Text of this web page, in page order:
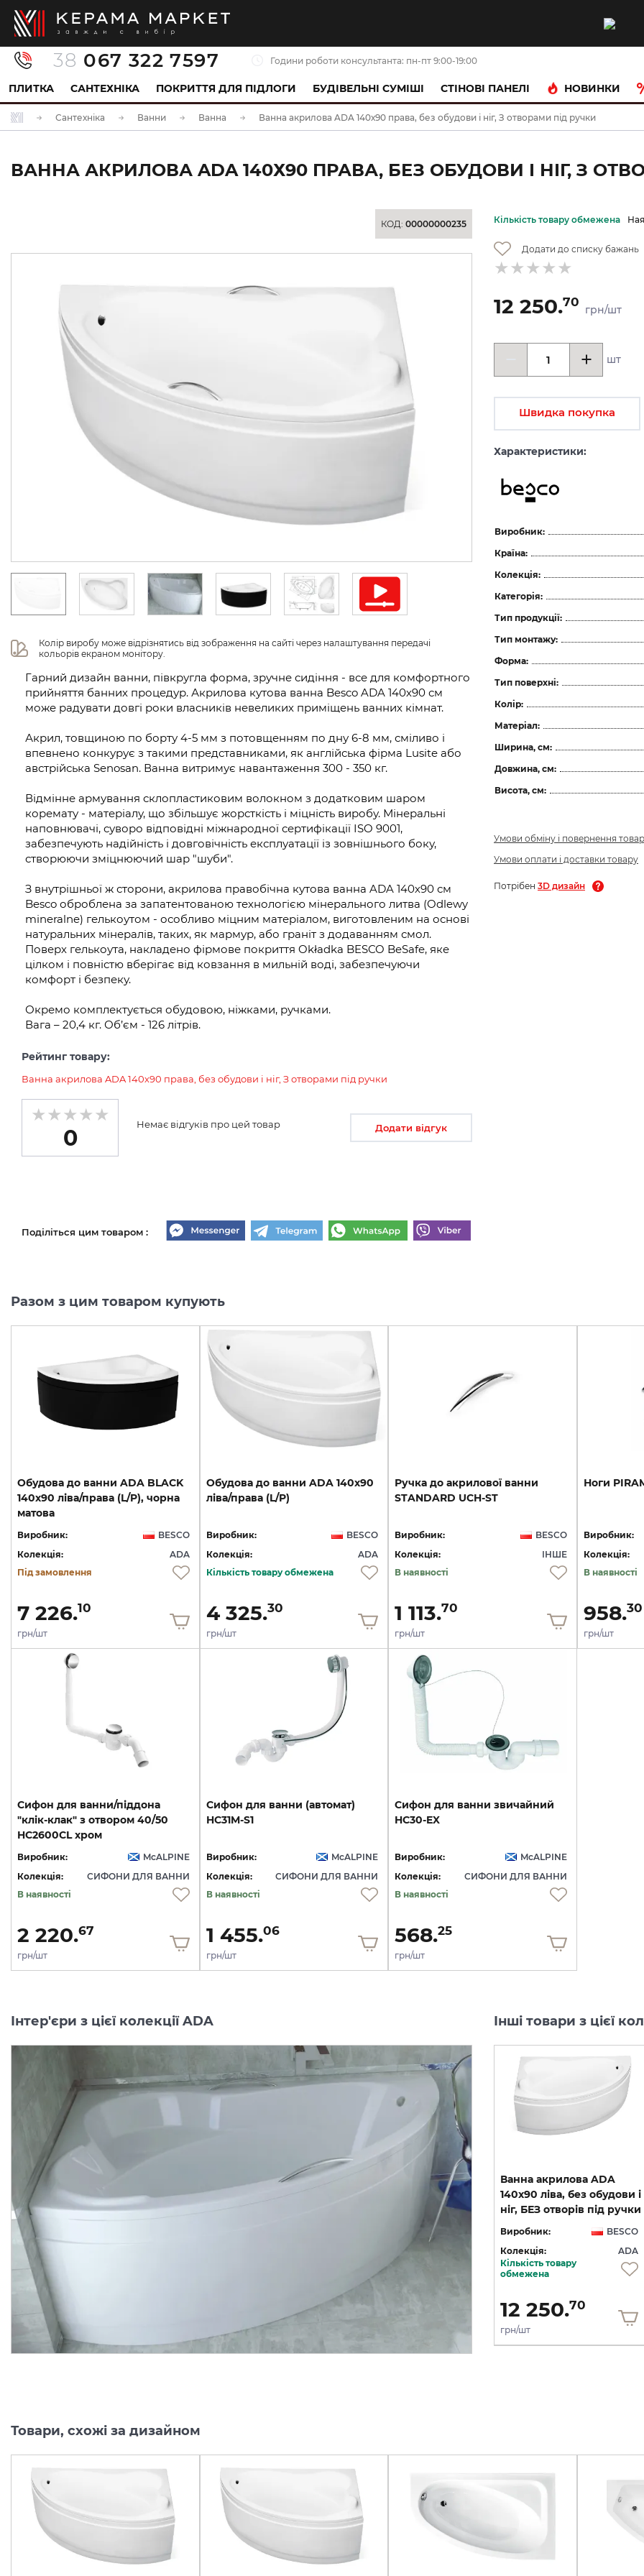
38 067 322 7597 Години роботи консультанта: пн-пт 9:00-19:00
ПЛИТКА САНТЕХНІКА ПОКРИТТЯ ДЛЯ ПІДЛОГИ БУДІВЕЛЬНІ СУМІШІ CТІНОВІ ПАНЕЛІ НОВИНКИ
Сантехніка Ванни Ванна Ванна акрилова ADA 140х90 права, без обудови і ніг, З отворами під ручки
ВАННА АКРИЛОВА ADA 140Х90 ПРАВА, БЕЗ ОБУДОВИ І НІГ, З
КОД: 00000000235
Колір виробу може відрізнятись від зображення на сайті через налаштування передачі
кольорів екраном монітору.
Гарний дизайн ванни, півкругла форма, зручне сидіння - все для комфортного
прийняття банних процедур. Акрилова кутова ванна Besco ADA 140х90 см
може радувати довгі роки власників невеликих приміщень ванних кімнат.
Акрил, товщиною по борту 4-5 мм з потовщенням по дну 6-8 мм, сміливо і
впевнено конкурує з такими представниками, як англійська фірма Lusite або
австрійська Senosan. Ванна витримує навантаження 300 - 350 кг.
Відмінне армування склопластиковим волокном з додатковим шаром
коремату - матеріалу, що збільшує жорсткість і міцність виробу. Мінеральні
наповнювачі, суворо відповідні міжнародної сертифікації ISO 9001,
забезпечують надійність і довговічність експлуатації із зовнішнього боку,
створюючи зміцнюючий шар "шуби".
З внутрішньої ж сторони, акрилова правобічна кутова ванна ADA 140х90 см
Besco оброблена за запатентованою технологією мінерального литва (Odlewy
mineralne) гелькоутом - особливо міцним матеріалом, виготовленим на основі
натуральних мінералів, таких, як мармур, або граніт з додаванням смол.
Поверх гелькоута, накладено фірмове покриття Okładka BESCO BeSafe, яке
цілком і повністю вберігає від ковзання в мильній воді, забезпечуючи
комфорт і безпеку.
Окремо комплектується обудовою, ніжками, ручками.
Вага – 20,4 кг. Об’єм - 126 літрів.
Кількість товару обмежена
Додати до списку бажань
12 250.70
грн/шт
шт
Швидка покупка
Характеристики:
Виробник:
Країна:
Колекція:
Категорія:
Тип продукції:
Тип монтажу:
Форма:
Тип поверхні:
Колір:
Матеріал:
Ширина, см:
Довжина, см:
Висота, см:
Умови обміну і повернення
Умови оплати і доставки товару
Потрібен 3D дизайн
Рейтинг товару:
Ванна акрилова ADA 140х90 права, без обудови і ніг, З отворами під ручки
0
Немає відгуків про цей товар Додати відгук
Поділіться цим товаром :
Разом з цим товаром купують
Обудова до ванни ADA BLACK
140х90 ліва/права (L/P), чорна
матова
Виробник:
BESCO
Колекція:
ADA
Під замовлення
7 226.10
грн/шт
Обудова до ванни ADA 140х90
ліва/права (L/P)
Виробник:
BESCO
Колекція:
ADA
Кількість товару обмежена
4 325.30
грн/шт
Ручка до акрилової ванни
STANDARD UCH-ST
Виробник:
BESCO
Колекція:
ІНШЕ
В наявності
1 113.70
грн/шт
Ноги
Виробник:
Колекція:
В наявності
958.30
грн/шт
Сифон для ванни/піддона
"клік-клак" з отвором 40/50
HC2600CL хром
Виробник:
McALPINE
Колекція:
СИФОНИ ДЛЯ ВАННИ
В наявності
2 220.67
грн/шт
Сифон для ванни (автомат)
HC31M-S1
Виробник:
McALPINE
Колекція:
СИФОНИ ДЛЯ ВАННИ
В наявності
1 455.06
грн/шт
Сифон для ванни звичайний
HC30-EX
Виробник:
McALPINE
Колекція:
СИФОНИ ДЛЯ ВАННИ
В наявності
568.25
грн/шт
Інтер'єри з цієї колекції ADA Інші товари з цієї
Обудова
140х90 ліва/права (L/P)
обмежена
4 325.
грн/шт
ванни ADA
160х100
Обудова до ванни ADA
BLACK 140х90 ліва/права
(L/P), чорна матова
Під замовлення
7 226.
Ванна акрилова ADA
140х90 ліва, без обудови і
ніг, БЕЗ отворів під ручки
Виробник:
BESCO
Колекція:
ADA
Кількість товару
обмежена
12 250.70
грн/шт
Товари, схожі за дизайном